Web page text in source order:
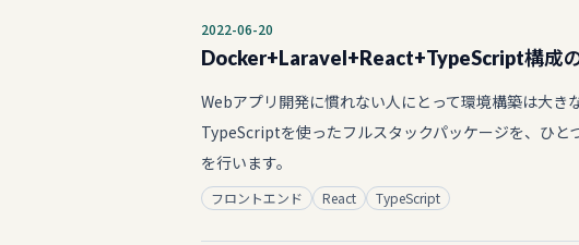
2022-06-20
Docker+Laravel+React+TypeScript構成
Webアプリ開発に慣れない人にとって環境構築は大
TypeScriptを使ったフルスタックパッケージを、ひ
を行います。
フロントエンド React TypeScript